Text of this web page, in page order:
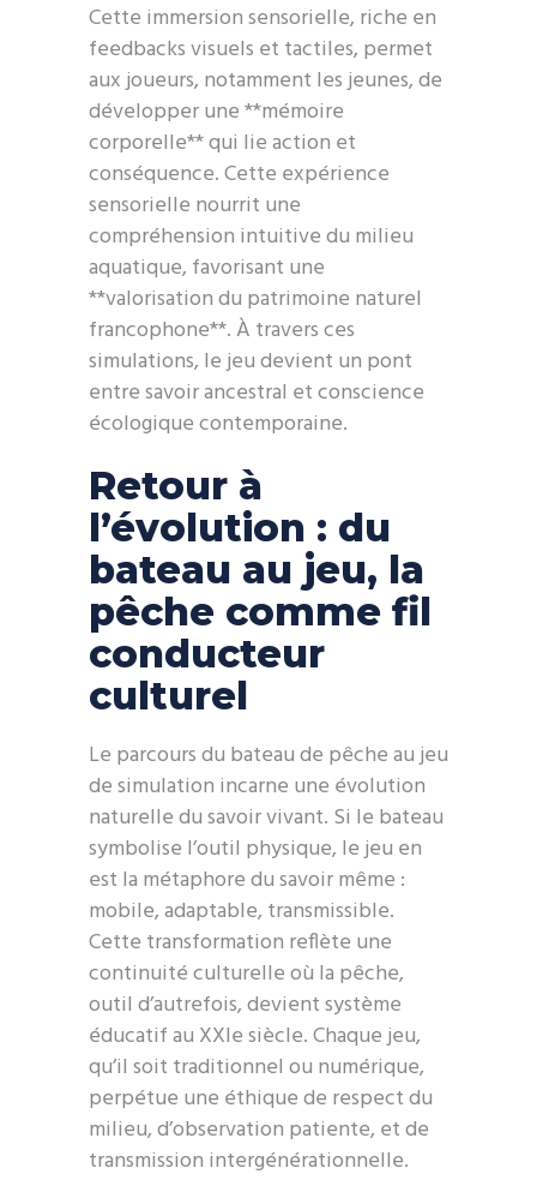
Cette immersion sensorielle, riche en
feedbacks visuels et tactiles, permet
aux joueurs, notamment les jeunes, de
développer une **mémoire
corporelle** qui lie action et
conséquence. Cette expérience
sensorielle nourrit une
compréhension intuitive du milieu
aquatique, favorisant une
**valorisation du patrimoine naturel
francophone**. À travers ces
simulations, le jeu devient un pont
entre savoir ancestral et conscience
écologique contemporaine.
Retour à
l’évolution : du
bateau au jeu, la
pêche comme fil
conducteur
culturel
Le parcours du bateau de pêche au jeu
de simulation incarne une évolution
naturelle du savoir vivant. Si le bateau
symbolise l’outil physique, le jeu en
est la métaphore du savoir même :
mobile, adaptable, transmissible.
Cette transformation reflète une
continuité culturelle où la pêche,
outil d’autrefois, devient système
éducatif au XXIe siècle. Chaque jeu,
qu’il soit traditionnel ou numérique,
perpétue une éthique de respect du
milieu, d’observation patiente, et de
transmission intergénérationnelle.